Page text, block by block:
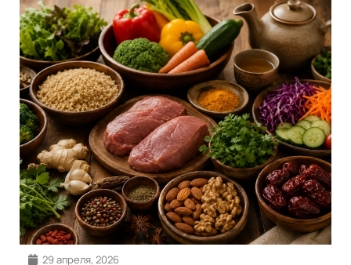
29 апреля, 2026